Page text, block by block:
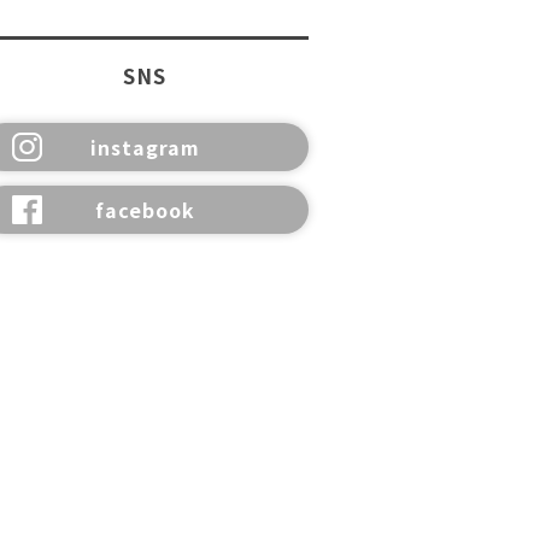
SNS
instagram
facebook